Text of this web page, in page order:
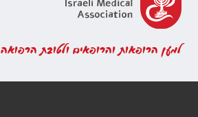
למען הרופאות והרופאים ולטובת הרפואה